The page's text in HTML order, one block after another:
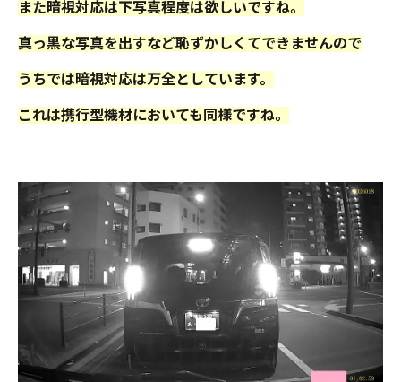
また暗視対応は下写真程度は欲しいですね。
真っ黒な写真を出すなど恥ずかしくてできませんので
うちでは暗視対応は万全としています。
これは携行型機材においても同様ですね。